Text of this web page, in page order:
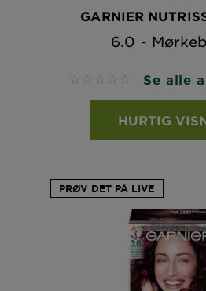
GARNIER
6.0 -
No reviews Se alle
HURTIG
PRØV DET PÅ LIVE